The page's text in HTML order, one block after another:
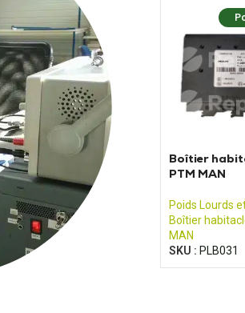
Boîtier
PTM MAN
Poids Lourds
Boîtier
MAN
SKU : PLB031